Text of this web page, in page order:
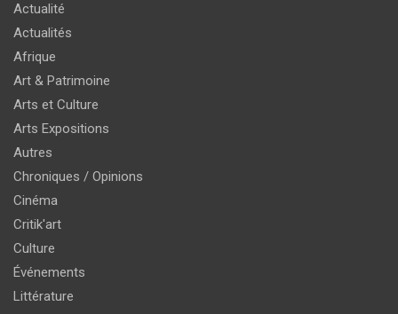
Actualité
Actualités
Afrique
Art & Patrimoine
Arts et Culture
Arts Expositions
Autres
Chroniques / Opinions
Cinéma
Critik'art
Culture
Événements
Littérature